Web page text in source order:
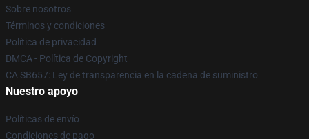
Sobre nosotros
Términos y condiciones
Política de privacidad
DMCA - Política de Copyright
CA SB657: Ley de transparencia en la cadena de suministro
Nuestro apoyo
Políticas de envío
Condiciones de pago